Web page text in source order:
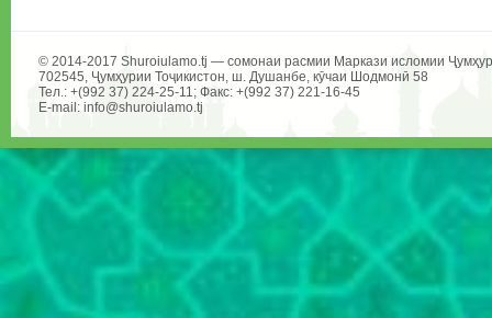
© 2014-2017 Shuroiulamo.tj — сомонаи расмии Маркази исломии
702545, Ҷумҳурии Тоҷикистон, ш. Душанбе, кӯчаи Шодмонӣ 58
Тел.: +(992 37) 224-25-11; Факс: +(992 37) 221-16-45
E-mail: info@shuroiulamo.tj